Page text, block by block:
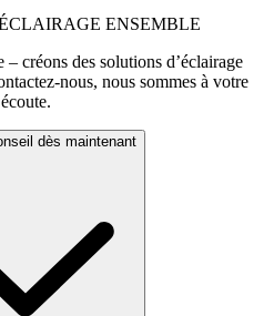
ENSEMBLE
créons des solutions d’éclairage
nous, nous sommes à votre
écoute.
dès maintenant